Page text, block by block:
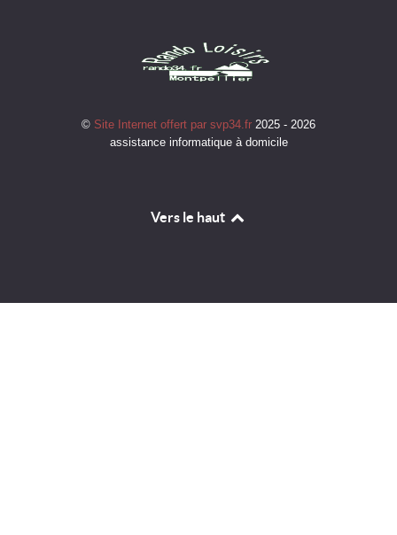
© Site Internet offert par svp34.fr 2025 - 2026
assistance informatique à domicile
Vers le haut